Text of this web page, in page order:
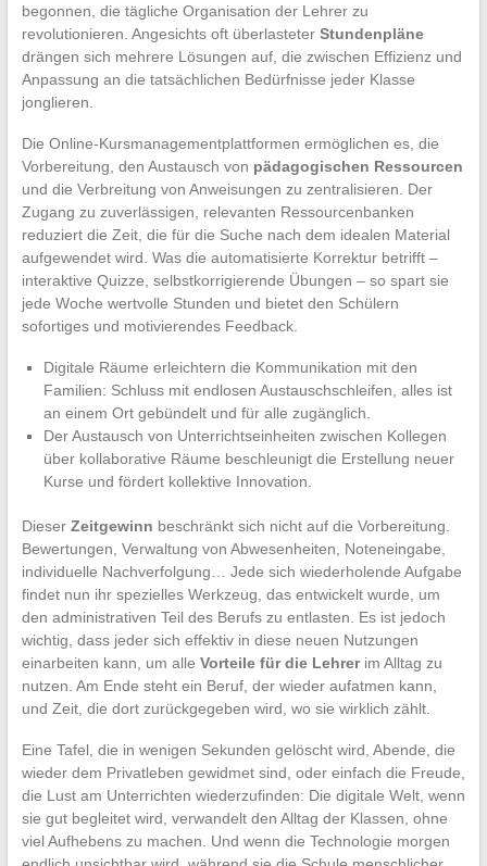
begonnen, die tägliche Organisation der Lehrer zu
revolutionieren. Angesichts oft überlasteter Stundenpläne
drängen sich mehrere Lösungen auf, die zwischen Effizienz und
Anpassung an die tatsächlichen Bedürfnisse jeder Klasse
jonglieren.
Die Online-Kursmanagementplattformen ermöglichen es, die
Vorbereitung, den Austausch von pädagogischen Ressourcen
und die Verbreitung von Anweisungen zu zentralisieren. Der
Zugang zu zuverlässigen, relevanten Ressourcenbanken
reduziert die Zeit, die für die Suche nach dem idealen Material
aufgewendet wird. Was die automatisierte Korrektur betrifft –
interaktive Quizze, selbstkorrigierende Übungen – so spart sie
jede Woche wertvolle Stunden und bietet den Schülern
sofortiges und motivierendes Feedback.
Digitale Räume erleichtern die Kommunikation mit den
Familien: Schluss mit endlosen Austauschschleifen, alles ist
an einem Ort gebündelt und für alle zugänglich.
Der Austausch von Unterrichtseinheiten zwischen Kollegen
über kollaborative Räume beschleunigt die Erstellung neuer
Kurse und fördert kollektive Innovation.
Dieser Zeitgewinn beschränkt sich nicht auf die Vorbereitung.
Bewertungen, Verwaltung von Abwesenheiten, Noteneingabe,
individuelle Nachverfolgung… Jede sich wiederholende Aufgabe
findet nun ihr spezielles Werkzeug, das entwickelt wurde, um
den administrativen Teil des Berufs zu entlasten. Es ist jedoch
wichtig, dass jeder sich effektiv in diese neuen Nutzungen
einarbeiten kann, um alle Vorteile für die Lehrerim Alltag zu
nutzen. Am Ende steht ein Beruf, der wieder aufatmen kann,
und Zeit, die dort zurückgegeben wird, wo sie wirklich zählt.
Eine Tafel, die in wenigen Sekunden gelöscht wird, Abende, die
wieder dem Privatleben gewidmet sind, oder einfach die Freude,
die Lust am Unterrichten wiederzufinden: Die digitale Welt, wenn
sie gut begleitet wird, verwandelt den Alltag der Klassen, ohne
viel Aufhebens zu machen. Und wenn die Technologie morgen